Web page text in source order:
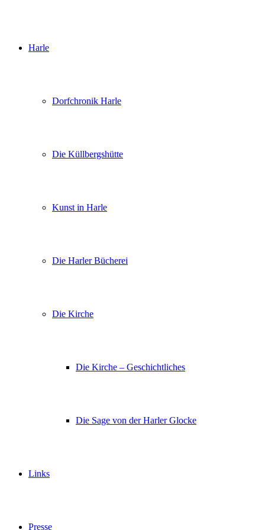
Harle
Dorfchronik Harle
Die Küllbergshütte
Kunst in Harle
Die Harler Bücherei
Die Kirche
Die Kirche – Geschichtliches
Die Sage von der Harler Glocke
Links
Presse